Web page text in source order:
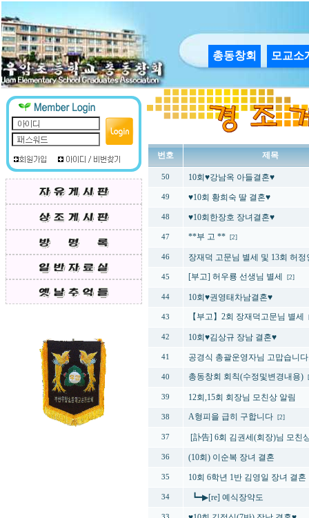
총동창회 모교소
번호 제목
50 10회♥강남옥 아들결혼♥
49 ♥10회 황희숙 딸 결혼♥
48 ♥10회한장호 장녀결혼♥
47 **부 고 ** [2]
46 장재덕 고문님 별세 및 13회 허
45 [부고] 허우룡 선생님 별세 [2]
44 10회♥권영태차남결혼♥
43 【부고】2회 장재덕고문님 별세
42 10회♥김상규 장남 결혼♥
41 공경식 총괄운영자님 고맙습니
40 총동창회 회칙(수정및변경내용)
39 12회,15회 회장님 모친상 알림
38 A형피을 급히 구합니다 [2]
37 [訃告] 6회 김권세(회장)님 모친
36 (10회) 이순복 장녀 결혼
35 10회 6학년 1반 김영일 장녀 결혼
34 ┗━▶[re] 예식장약도